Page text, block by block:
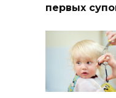
первых